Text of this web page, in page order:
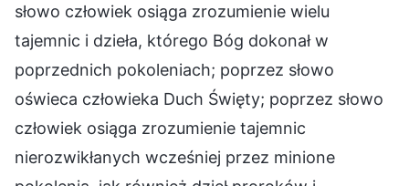
słowo człowiek osiąga zrozumienie wielu
tajemnic i dzieła, którego Bóg dokonał w
poprzednich pokoleniach; poprzez słowo
oświeca człowieka Duch Święty; poprzez słowo
człowiek osiąga zrozumienie tajemnic
nierozwikłanych wcześniej przez minione